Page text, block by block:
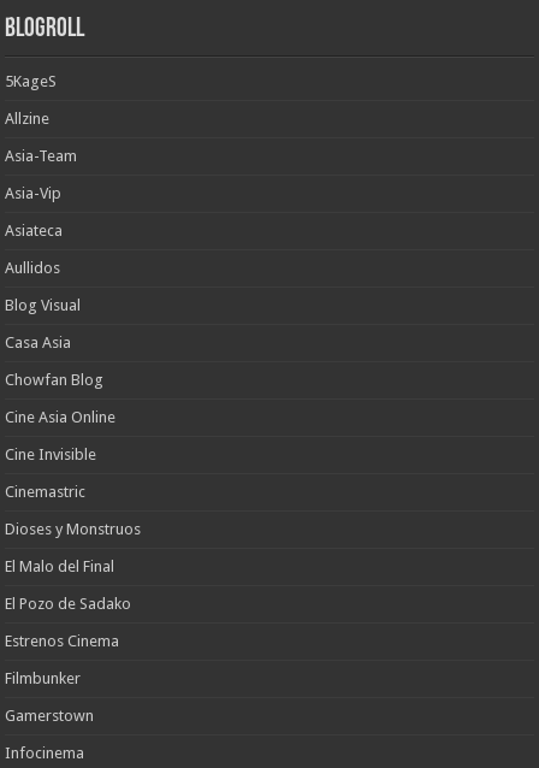
Blogroll
5KageS
Allzine
Asia-Team
Asia-Vip
Asiateca
Aullidos
Blog Visual
Casa Asia
Chowfan Blog
Cine Asia Online
Cine Invisible
Cinemastric
Dioses y Monstruos
El Malo del Final
El Pozo de Sadako
Estrenos Cinema
Filmbunker
Gamerstown
Infocinema